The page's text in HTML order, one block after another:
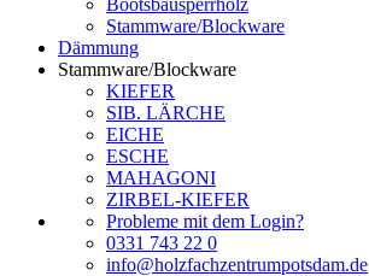
Bootsbausperrholz
Stammware/Blockware
Dämmung
Stammware/Blockware
KIEFER
SIB. LÄRCHE
EICHE
ESCHE
MAHAGONI
ZIRBEL-KIEFER
Probleme mit dem Login?
0331 743 22 0
info@holzfachzentrumpotsdam.de